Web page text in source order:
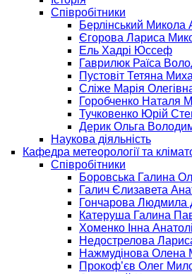
Співробітники
Берлінський Микола
Єгорова Лариса
Ель Хадрі Юссеф
Гаврилюк Раїса
Пустовіт Тетяна
Сліже Марія
Горобченко Наталя
Тучковенко Юрій
Дерик Ольга
Наукова діяльність
Кафедра метеорології та
Співробітники
Боровська Галина
Галич Єлизавета
Гончарова Людмила
Катеруша Галина
Хоменко Інна
Недострелова
Нажмудінова Олена
Прокоф’єв Олег